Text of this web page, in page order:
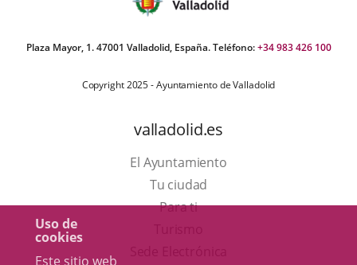
Uso de
cookies
Este sitio web
Plaza Mayor, 1. 47001 Valladolid, España. Teléfono:+34 983 426 100
Copyright 2025 - Ayuntamiento de Valladolid
valladolid.es
El Ayuntamiento
Tu ciudad
Para ti